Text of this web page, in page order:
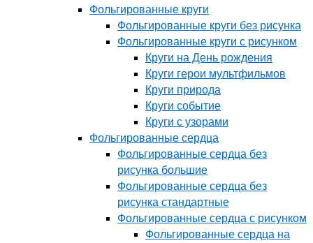
Фольгированные круги
Фольгированные круги без рисунка
Фольгированные круги с рисунком
Круги на День рождения
Круги герои мультфильмов
Круги природа
Круги событие
Круги с узорами
Фольгированные сердца
Фольгированные сердца без
рисунка большие
Фольгированные сердца без
рисунка стандартные
Фольгированные сердца с рисунком
Фольгированные сердца на